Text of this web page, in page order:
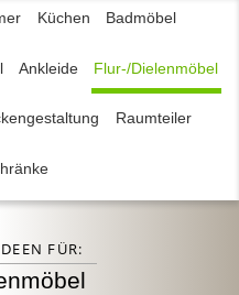
Küchen Badmöbel
Ankleide Flur-/Dielenmöbel
Raumteiler
FÜR: